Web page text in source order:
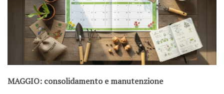
MAGGIO: consolidamento e manutenzione